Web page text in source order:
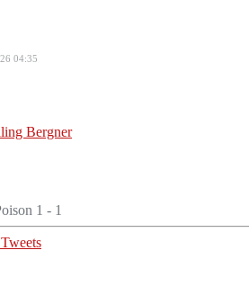
04:35
Bergner
Tweets